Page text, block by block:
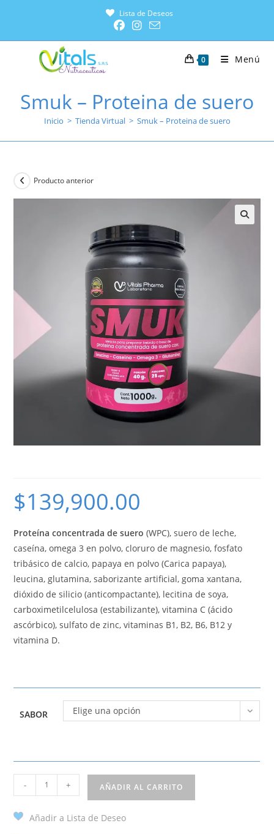
Lista de Deseos
0 Menú
Smuk – Proteina de suero
Inicio > Tienda Virtual > Smuk – Proteina de suero
Producto anterior
$139,900.00
Proteína concentrada de suero (WPC), suero de leche,
caseína, omega 3 en polvo, cloruro de magnesio, fosfato
tribásico de calcio, papaya en polvo (Carica papaya),
leucina, glutamina, saborizante artificial, goma xantana,
dióxido de silicio (anticompactante), lecitina de soya,
carboximetilcelulosa (estabilizante), vitamina C (ácido
ascórbico), sulfato de zinc, vitaminas B1, B2, B6, B12 y
vitamina D.
SABOR Elige una opción
- + AÑADIR AL CARRITO
Añadir a Lista de Deseo